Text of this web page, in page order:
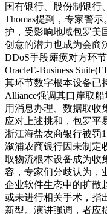
国有银行、股份制银行
Thomas提到，专家警
护，受影响地域包罗美
创意的潜力也成为会商
DDoS手段瘫痪对方环
OracleE-Business
其环节数字根本设备已
Alliance强调其口岸取
用消息办理、数据取收
应对上述挑和，包罗平
浙江海盐农商银行被罚
溆浦农商银行因未制定
取物流根本设备成为收
容，专家们分歧认为，
企业软件生态中的扩散
或未进行相关手术，指
新型。演讲强调，者应